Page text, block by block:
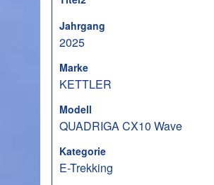
Jahrgang
2025
Marke
KETTLER
Modell
QUADRIGA CX10 Wave
Kategorie
E-Trekking